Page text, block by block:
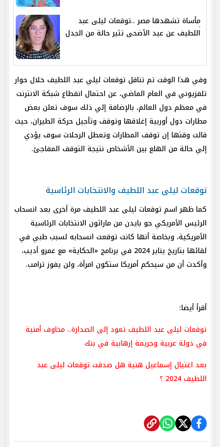
مأساة تشهدها مصر ..توقعات ليلى عبد
اللطيف عن عيد الأضحى تثير حالة من الجدل
وفي هذا الوقت تم تناقل توقعات ليلي عبد اللطيف خلال حوار
تلفزيوني في العام الماضي، عن احتمال انقطاع شبكة الانترنت
في معظم دول العالم، بالإضافة إلي ذلك سوف تعلن بعض
مطارات دول أوربية إغلاقها وتوقف وتأجيل حركة الطيران، حيث
قالت وقتها إن توقف المطارات وتعطل الرحلات سوف يؤدي
إلي حالة من الهلع بين الأشخاص نتيجة التوقف المفاجئ.
توقعات ليلى عبد اللطيف والانتخابات الرئاسية
كما ظهر اسم توقعات ليلى عبد اللطيف مرة أخرى بعد انسحاب
الرئيس الأمريكي جو بايدن من ماراثون الانتخابات الرئاسية
الأمريكية، وبخاصة أنها كانت توقعت انسحابه لسبب طبي في
لقائها بتاريخ يناير 2024 في برنامج «الحكاية» مع عمرو أديب،
وأكدت أن من سيحكم أمريكا ستكون امرأة، ولن يفوز ترامب.
أقرأ أيضا:
توقعات ليلى عبد اللطيف تعود إلى الصدارة.. مخاوف أمنية
في دولة عربية وجريمة إرهابية في بنك
بعد اغتيال إسماعيل هنية هل صدقت توقعات ليلى عبد
اللطيف 2024 ؟